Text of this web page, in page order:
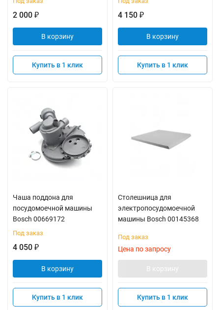
2 000 ₽
В корзину
Купить в 1 клик
4 150 ₽
В корзину
Купить в 1 клик
Чаша поддона для
посудомоечной машины
Bosch 00669172
Под заказ
4 050 ₽
В корзину
Купить в 1 клик
Столешница для
электропосудомоечной
машины Bosch 00145368
Под заказ
Цена по запросу
В корзину
Купить в 1 клик